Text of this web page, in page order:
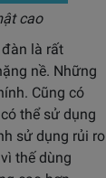
cao
là rất
nề. Những
Cũng có
thể sử dụng
sử dụng rủi ro
thế dùng